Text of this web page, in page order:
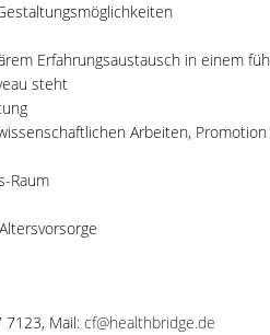
Erfahrungsaustausch in einem
steht
Arbeiten,
Raum
7123, Mail: cf@healthbridge.de